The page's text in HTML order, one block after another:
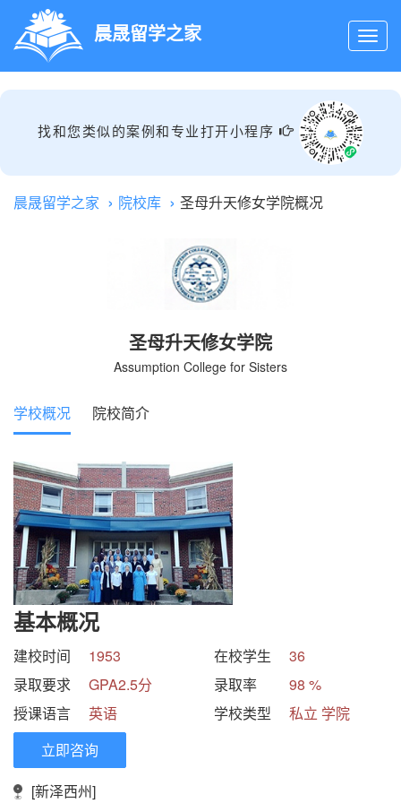
晨晟留学之家
找和您类似的案例和专业打开小程序
晨晟留学之家 院校库 圣母升天修女学院概况
圣母升天修女学院
Assumption College for Sisters
学校概况 院校简介
基本概况
建校时间 1953 在校学生
36
录取要求
GPA2.5分 录取率
98 %
授课语言
英语 学校类型
私立 学院
立即咨询
[新泽西州]